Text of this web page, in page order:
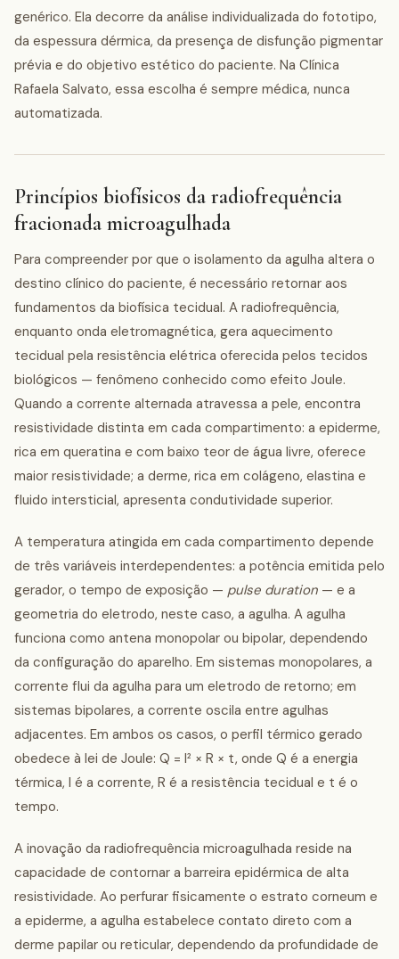
genérico. Ela decorre da análise individualizada do fototipo,
da espessura dérmica, da presença de disfunção pigmentar
prévia e do objetivo estético do paciente. Na Clínica
Rafaela Salvato, essa escolha é sempre médica, nunca
automatizada.
Princípios biofísicos da radiofrequência
fracionada microagulhada
Para compreender por que o isolamento da agulha altera o
destino clínico do paciente, é necessário retornar aos
fundamentos da biofísica tecidual. A radiofrequência,
enquanto onda eletromagnética, gera aquecimento
tecidual pela resistência elétrica oferecida pelos tecidos
biológicos — fenômeno conhecido como efeito Joule.
Quando a corrente alternada atravessa a pele, encontra
resistividade distinta em cada compartimento: a epiderme,
rica em queratina e com baixo teor de água livre, oferece
maior resistividade; a derme, rica em colágeno, elastina e
fluido intersticial, apresenta condutividade superior.
A temperatura atingida em cada compartimento depende
de três variáveis interdependentes: a potência emitida pelo
gerador, o tempo de exposição — pulse duration — e a
geometria do eletrodo, neste caso, a agulha. A agulha
funciona como antena monopolar ou bipolar, dependendo
da configuração do aparelho. Em sistemas monopolares, a
corrente flui da agulha para um eletrodo de retorno; em
sistemas bipolares, a corrente oscila entre agulhas
adjacentes. Em ambos os casos, o perfil térmico gerado
obedece à lei de Joule: Q = I² × R × t, onde Q é a energia
térmica, I é a corrente, R é a resistência tecidual e t é o
tempo.
A inovação da radiofrequência microagulhada reside na
capacidade de contornar a barreira epidérmica de alta
resistividade. Ao perfurar fisicamente o estrato corneum e
a epiderme, a agulha estabelece contato direto com a
derme papilar ou reticular, dependendo da profundidade de